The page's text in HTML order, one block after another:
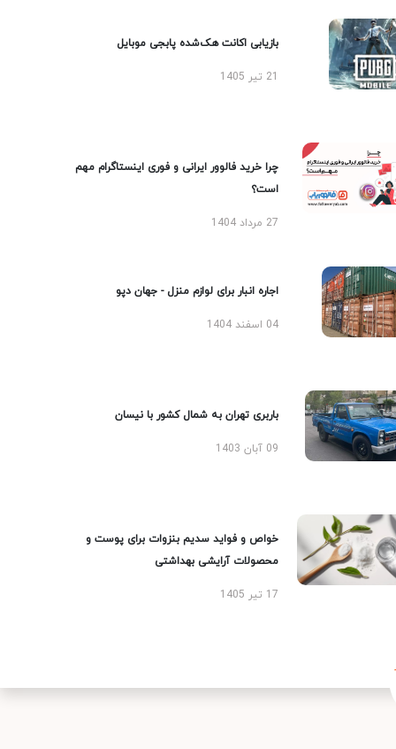
بازیابی اکانت هک‌شده پابجی موبایل
چرا خرید فالوور ایرانی و فوری اینستاگرام مهم
است؟
27 مرداد 1404
اجاره انبار برای لوازم منزل - جهان دپو
04 اسفند 1404
باربری تهران به شمال کشور با نیسان
09 آبان 1403
خواص و فواید سدیم بنزوات برای پوست و
محصولات آرایشی بهداشتی
17 تیر 1405